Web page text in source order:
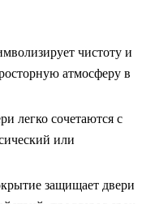
чистоту и
атмосферу в
легко сочетаются с
или
защищает двери